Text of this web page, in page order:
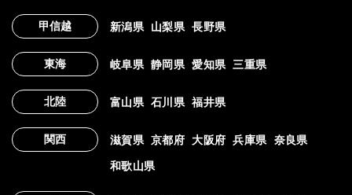
甲信越 新潟県 山梨県 長野県
東海 岐阜県 静岡県 愛知県 三重県
北陸 富山県 石川県 福井県
関西 滋賀県 京都府 大阪府 兵庫県 奈良県
和歌山県